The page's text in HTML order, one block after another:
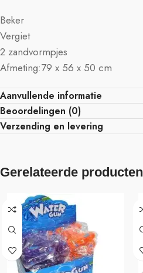
Beker
Vergiet
2 zandvormpjes
Afmeting:79 x 56 x 50 cm
Aanvullende informatie
Beoordelingen (0)
Verzending en levering
Gerelateerde producten